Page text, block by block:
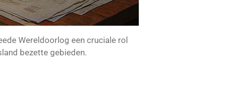
Wereldoorlog een cruciale rol
bezette gebieden.